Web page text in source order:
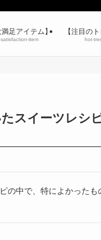
満足アイテム】
satisfaction-item
【注目の
hot-
スイーツレシ
の中で、特によかったも